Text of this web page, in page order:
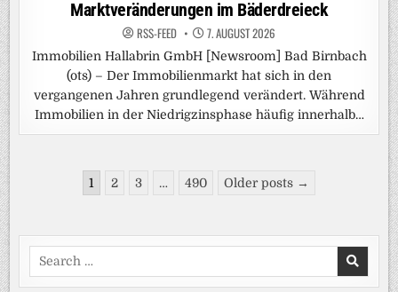
Marktveränderungen im Bäderdreieck
RSS-FEED 7. AUGUST 2026
Immobilien Hallabrin GmbH [Newsroom] Bad Birnbach
(ots) – Der Immobilienmarkt hat sich in den
vergangenen Jahren grundlegend verändert. Während
Immobilien in der Niedrigzinsphase häufig innerhalb…
Seitennummerierung
Beiträge
1 2 3 … 490 Older posts →
Search
for: